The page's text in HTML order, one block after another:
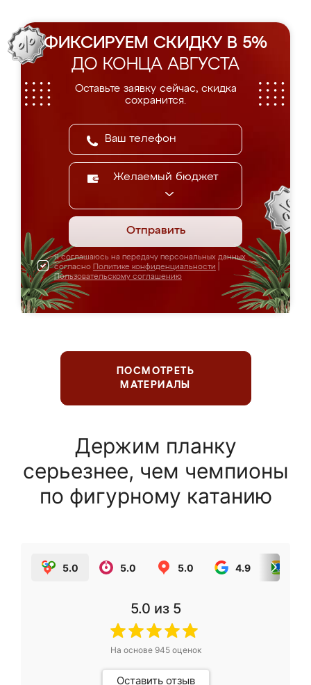
ФИКСИРУЕМ СКИДКУ В 5%
ДО КОНЦА АВГУСТА
Оставьте заявку сейчас, скидка
сохранится.
Желаемый бюджет
Отправить
Я соглашаюсь на передачу персональных данных
согласно Политике конфиденциальности
Пользовательскому соглашению
ПОСМОТРЕТЬ
МАТЕРИАЛЫ
Держим планку
серьезнее, чем чемпионы
по фигурному катанию
5.0 5.0 5.0 4.9
5.0 из 5
На основе 945оценок
Оставить отзыв